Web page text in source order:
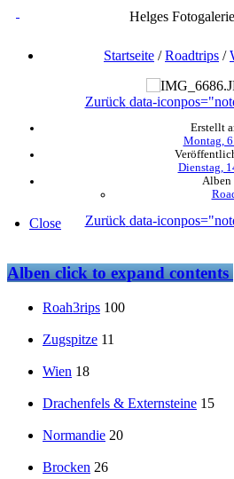
Helges Fotogalerie
Startseite /Roadtrips /
Zurück data-
Erstellt
Montag,
Dienstag,
Alben
Zurück data-
Close
Albenclick to expand contents
Roah3rips 100
Zugspitze 11
Wien 18
Drachenfels & Externsteine 15
Normandie 20
Brocken 26